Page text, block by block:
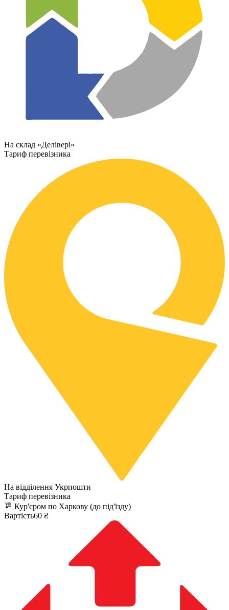
На склад «Делівері»
Тариф перевізника
На відділення Укрпошти
Тариф перевізника
Кур'єром по Харкову (до під'їзду)
Вартість60 ₴